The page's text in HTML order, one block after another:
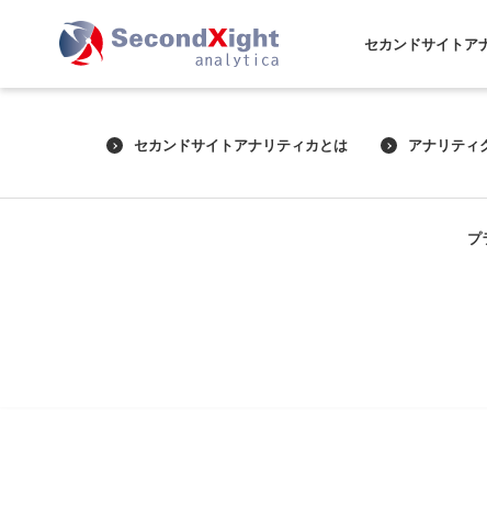
セカンドサイトア
セカンドサイトアナリティカとは アナリティ
プ